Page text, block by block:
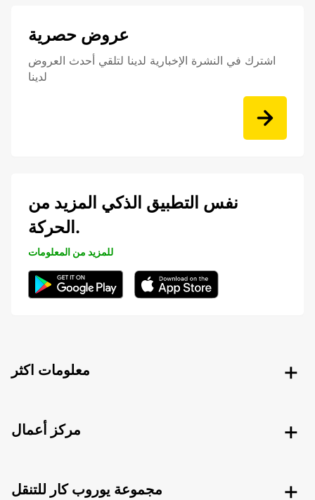
عروض حصرية
اشترك في النشرة الإخبارية لدينا لتلقي أحدث العروض
لدينا
نفس التطبيق الذكي المزيد من
الحركة.
للمزيد من المعلومات
معلومات اكثر
مركز أعمال
مجموعة يوروب كار للتنقل